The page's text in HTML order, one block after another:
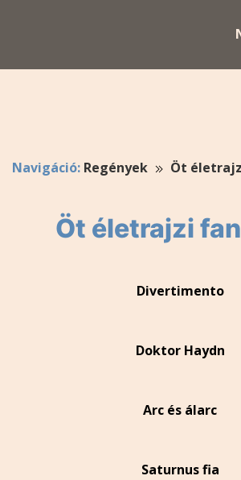
Navigáció: Regények Öt
Öt életrajzi
Divertimento
Doktor Haydn
Arc és álarc
Saturnus fia